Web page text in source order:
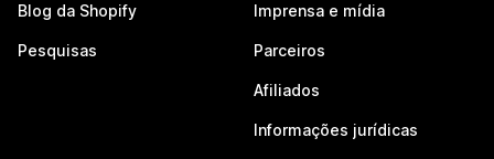
Blog da Shopify
Pesquisas
Imprensa e mídia
Parceiros
Afiliados
Informações jurídicas